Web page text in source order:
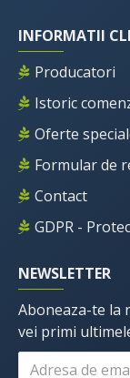
INFORMATII
Producatori
Istoric
Oferte
Formular de
Contact
GDPR -
NEWSLETTER
Aboneaza-te la
vei primi